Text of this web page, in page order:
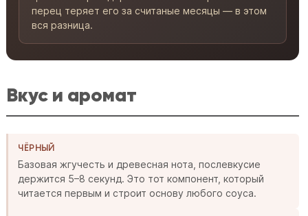
перец теряет его за считаные месяцы — в этом
вся разница.
Вкус и аромат
ЧЁРНЫЙ
Базовая жгучесть и древесная нота, послевкусие
держится 5–8 секунд. Это тот компонент, который
читается первым и строит основу любого соуса.